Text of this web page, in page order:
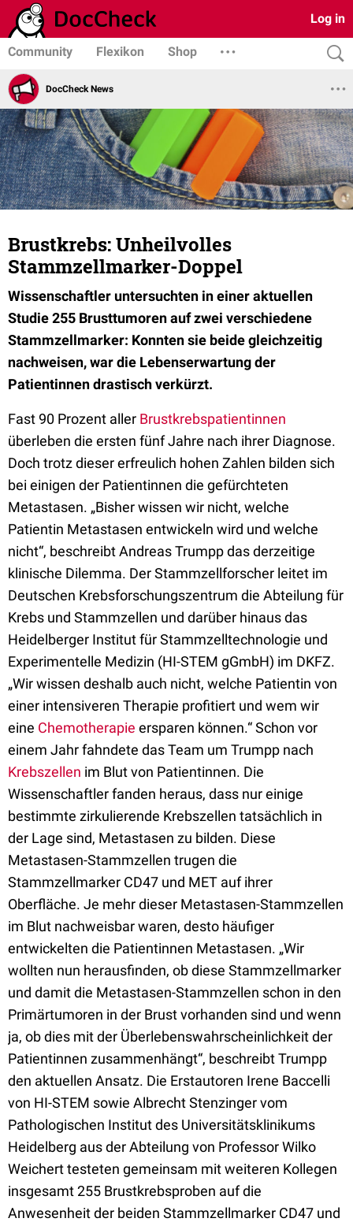
Log in
Community Flexikon Shop
DocCheck News
Brustkrebs: Unheilvolles
Stammzellmarker-Doppel
Wissenschaftler untersuchten in einer aktuellen
Studie 255 Brusttumoren auf zwei verschiedene
Stammzellmarker: Konnten sie beide gleichzeitig
nachweisen, war die Lebenserwartung der
Patientinnen drastisch verkürzt.
Fast 90 Prozent aller Brustkrebspatientinnen
überleben die ersten fünf Jahre nach ihrer Diagnose.
Doch trotz dieser erfreulich hohen Zahlen bilden sich
bei einigen der Patientinnen die gefürchteten
Metastasen. „Bisher wissen wir nicht, welche
Patientin Metastasen entwickeln wird und welche
nicht“, beschreibt Andreas Trumpp das derzeitige
klinische Dilemma. Der Stammzellforscher leitet im
Deutschen Krebsforschungszentrum die Abteilung für
Krebs und Stammzellen und darüber hinaus das
Heidelberger Institut für Stammzelltechnologie und
Experimentelle Medizin (HI-STEM gGmbH) im DKFZ.
„Wir wissen deshalb auch nicht, welche Patientin von
einer intensiveren Therapie profitiert und wem wir
eine Chemotherapie ersparen können.“ Schon vor
einem Jahr fahndete das Team um Trumpp nach
Krebszellen im Blut von Patientinnen. Die
Wissenschaftler fanden heraus, dass nur einige
bestimmte zirkulierende Krebszellen tatsächlich in
der Lage sind, Metastasen zu bilden. Diese
Metastasen-Stammzellen trugen die
Stammzellmarker CD47 und MET auf ihrer
Oberfläche. Je mehr dieser Metastasen-Stammzellen
im Blut nachweisbar waren, desto häufiger
entwickelten die Patientinnen Metastasen. „Wir
wollten nun herausfinden, ob diese Stammzellmarker
und damit die Metastasen-Stammzellen schon in den
Primärtumoren in der Brust vorhanden sind und wenn
ja, ob dies mit der Überlebenswahrscheinlichkeit der
Patientinnen zusammenhängt“, beschreibt Trumpp
den aktuellen Ansatz. Die Erstautoren Irene Baccelli
von HI-STEM sowie Albrecht Stenzinger vom
Pathologischen Institut des Universitätsklinikums
Heidelberg aus der Abteilung von Professor Wilko
Weichert testeten gemeinsam mit weiteren Kollegen
insgesamt 255 Brustkrebsproben auf die
Anwesenheit der beiden Stammzellmarker CD47 und